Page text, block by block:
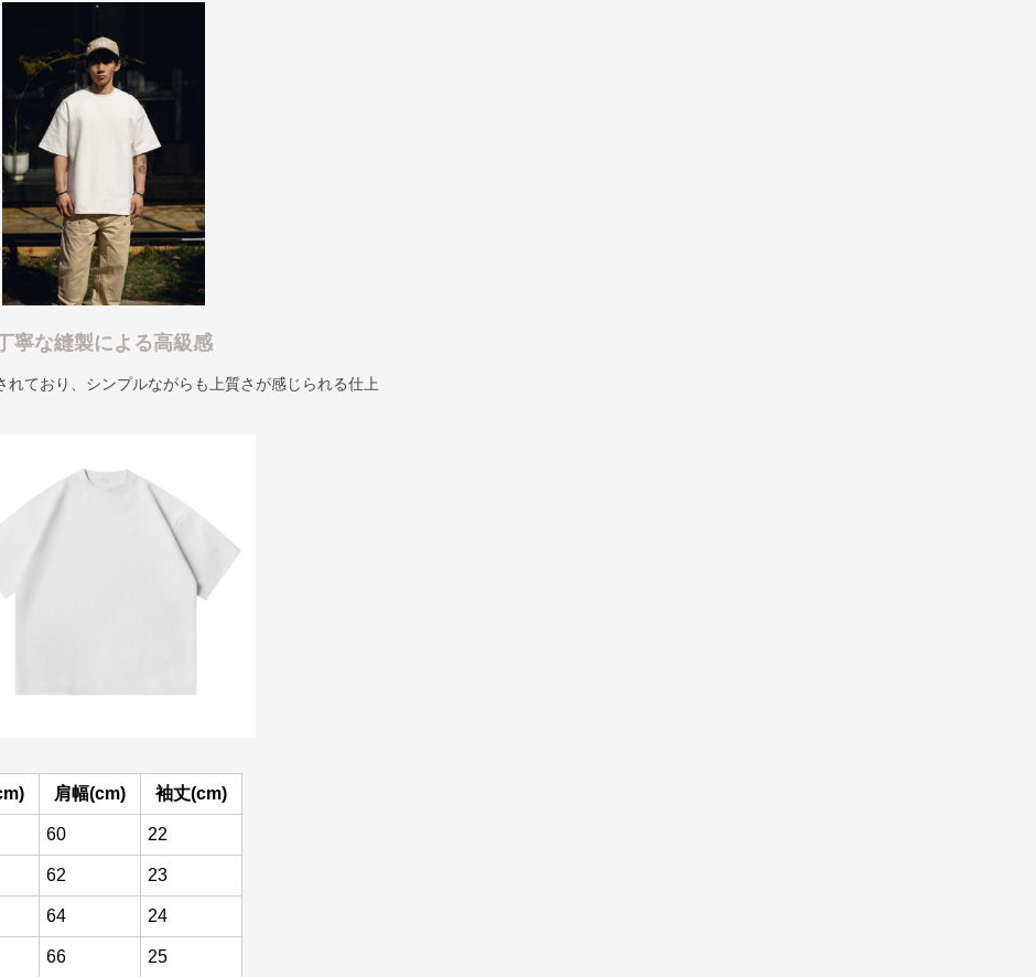
寧な縫製による高級感
れており、シンプルながらも上質さが感じられる仕上
肩幅(cm) 袖丈(cm)
60 22
62 23
64 24
66 25